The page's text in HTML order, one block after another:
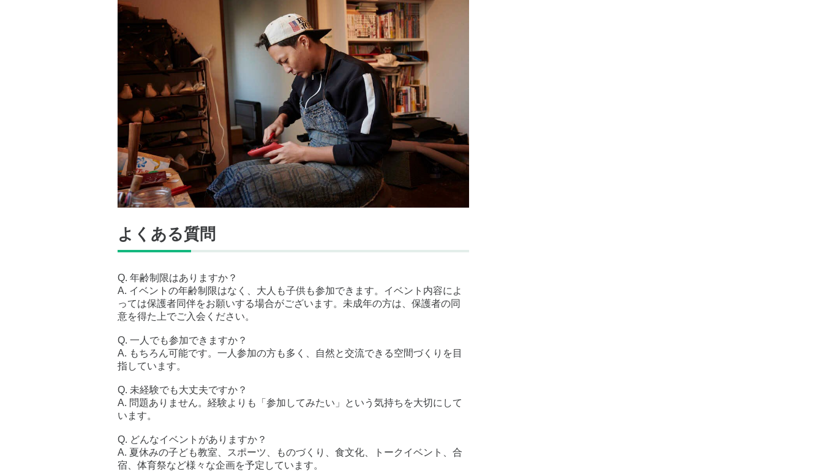
よくある質問
Q. 年齢制限はありますか？
A. イベントの年齢制限はなく、大人も子供も参加できます。イベント内容によ
っては保護者同伴をお願いする場合がございます。未成年の方は、保護者の同
意を得た上でご入会ください。
Q. 一人でも参加できますか？
A. もちろん可能です。一人参加の方も多く、自然と交流できる空間づくりを目
指しています。
Q. 未経験でも大丈夫ですか？
A. 問題ありません。経験よりも「参加してみたい」という気持ちを大切にして
います。
Q. どんなイベントがありますか？
A. 夏休みの子ども教室、スポーツ、ものづくり、食文化、トークイベント、合
宿、体育祭など様々な企画を予定しています。